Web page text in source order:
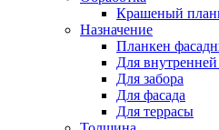
Крашеный
Назначение
Планкен
Для внутренней
Для забора
Для фасада
Для террасы